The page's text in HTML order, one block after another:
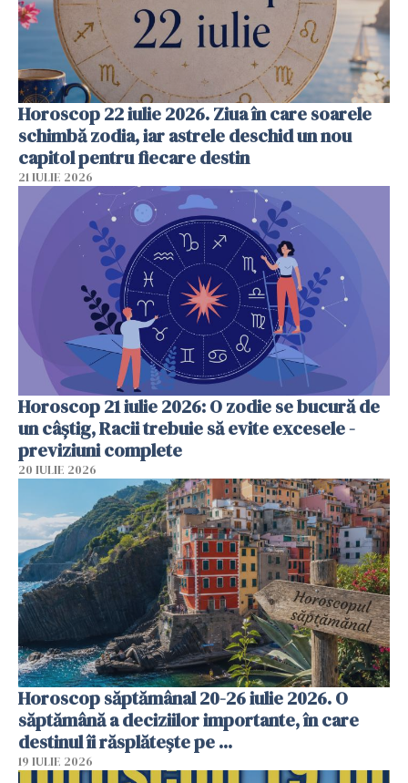
Horoscop 22 iulie 2026. Ziua în care soarele
schimbă zodia, iar astrele deschid un nou
capitol pentru fiecare destin
21 IULIE 2026
Horoscop 21 iulie 2026: O zodie se bucură de
un câștig, Racii trebuie să evite excesele -
previziuni complete
20 IULIE 2026
Horoscop săptămânal 20-26 iulie 2026. O
săptămână a deciziilor importante, în care
destinul îi răsplătește pe ...
19 IULIE 2026